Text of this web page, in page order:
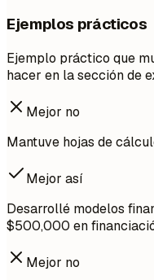
Ejemplos prácticos
Ejemplo práctico que
hacer en la sección de
Mejor no
Mantuve hojas de
Mejor así
Desarrollé modelos
$500,000 en
Mejor no